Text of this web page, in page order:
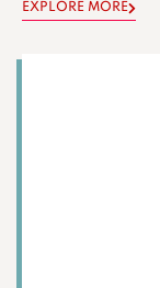
EXPLORE MORE